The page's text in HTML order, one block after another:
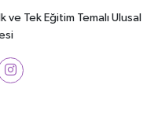
Tek Eğitim Temalı Ulusal